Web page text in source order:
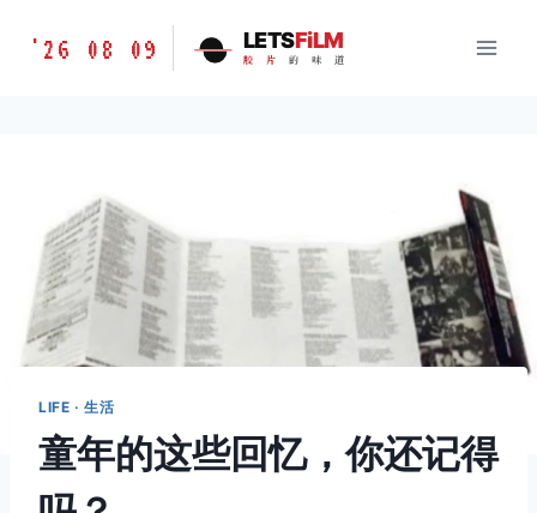
胶
LETSFILM
'26 08 09 LETSFiLM
胶 片 的 味 道
LIFE · 生活
童年的这些回忆，你还记得